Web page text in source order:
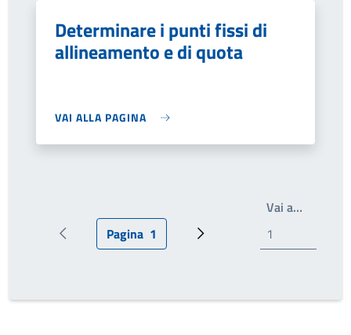
Determinare i punti fissi di
allineamento e di quota
VAI ALLA PAGINA
Pagina precedentePagina attuale
Pagina 1 Prossima pagina
Vai a…